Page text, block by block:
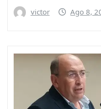
victor Ago 8,